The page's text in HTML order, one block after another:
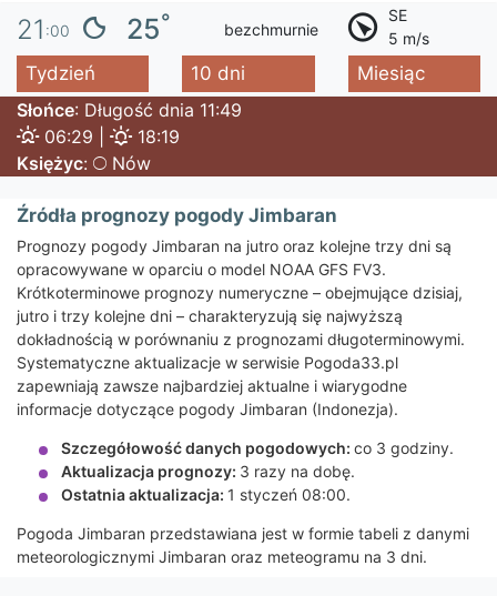
21 :00 25° bezchmurnie
SE
5 m/s
Tydzień 10 dni
Miesiąc
Słońce: Długość dnia 11:49
06:29 |
18:19
Księżyc: Nów
Źródła prognozy pogody Jimbaran
Prognozy pogody Jimbaran na jutro oraz kolejne trzy dni są
opracowywane w oparciu o model NOAA GFS FV3.
Krótkoterminowe prognozy numeryczne – obejmujące dzisiaj,
jutro i trzy kolejne dni – charakteryzują się najwyższą
dokładnością w porównaniu z prognozami długoterminowymi.
Systematyczne aktualizacje w serwisie Pogoda33.pl
zapewniają zawsze najbardziej aktualne i wiarygodne
informacje dotyczące pogody Jimbaran (Indonezja).
Szczegółowość danych pogodowych: co 3 godziny.
Aktualizacja prognozy: 3 razy na dobę.
Ostatnia aktualizacja: 1 styczeń 08:00.
Pogoda Jimbaran przedstawiana jest w formie tabeli z danymi
meteorologicznymi Jimbaran oraz meteogramu na 3 dni.